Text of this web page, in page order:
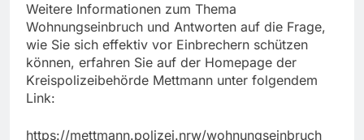
Weitere Informationen zum Thema
Wohnungseinbruch und Antworten auf die Frage,
wie Sie sich effektiv vor Einbrechern schützen
können, erfahren Sie auf der Homepage der
Kreispolizeibehörde Mettmann unter folgendem
Link:
https://mettmann.polizei.nrw/wohnungseinbruch